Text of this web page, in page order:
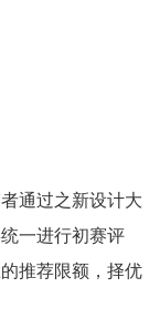
通过之新设计大
一进行初赛评
推荐限额，择优